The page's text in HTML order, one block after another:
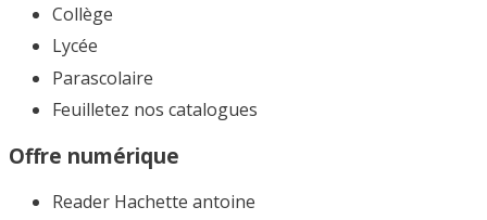
Collège
Lycée
Parascolaire
Feuilletez nos catalogues​
Offre numérique
Reader Hachette antoine